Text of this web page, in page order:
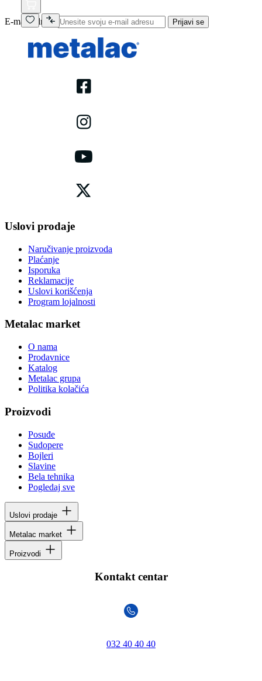
E-mail adresa Prijavi se
Uslovi prodaje
Naručivanje proizvoda
Plaćanje
Isporuka
Reklamacije
Uslovi korišćenja
Program lojalnosti
Metalac market
O nama
Prodavnice
Katalog
Metalac grupa
Politika kolačića
Proizvodi
Posuđe
Sudopere
Bojleri
Slavine
Bela tehnika
Pogledaj sve
Uslovi prodaje
Metalac market
Proizvodi
Kontakt centar
032 40 40 40